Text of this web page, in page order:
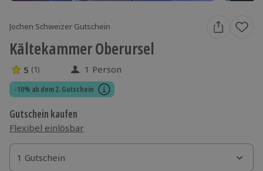
Jochen Schweizer Gutschein
Kältekammer Oberursel
5 Sterne von 5 aus 1 Bewertungen
5 (1) 1 Person
-10% ab dem 2. Gutschein
Gutschein kaufen
Flexibel einlösbar
1 Gutschein
1 Gutschein
1 Gutschein